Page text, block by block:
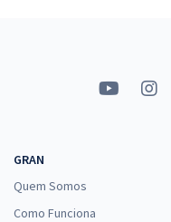
GRAN
Quem Somos
Como Funciona